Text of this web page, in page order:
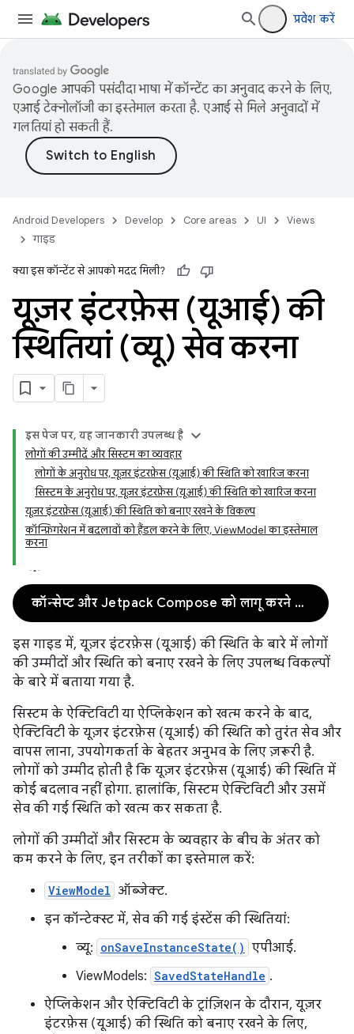
प्रवेश करें
Google आपकी पसंदीदा भाषा में कॉन्टेंट का अनुवाद करने के लिए,
एआई टेक्नोलॉजी का इस्तेमाल करता है. एआई से मिले अनुवादों में
गलतियां हो सकती हैं.
Android Developers Develop Core areas UI
Views
गाइड
क्या इस कॉन्टेंट से आपको मदद मिली?
यूज़र इंटरफ़ेस (यूआई) की
स्थितियां (व्यू) सेव करना
इस पेज पर, यह जानकारी उपलब्ध है
लोगों की उम्मीदें और सिस्टम का व्यवहार
लोगों के अनुरोध पर, यूज़र इंटरफ़ेस (यूआई) की स्थिति को खारिज करना
सिस्टम के अनुरोध पर, यूज़र इंटरफ़ेस (यूआई) की स्थिति को खारिज करना
यूज़र इंटरफ़ेस (यूआई) की स्थिति को बनाए रखने के विकल्प
कॉन्फ़िगरेशन में बदलावों को हैंडल करने के लिए, ViewModel का इस्तेमाल
करना
कॉन्सेप्ट और Jetpack Compose को लागू करने का तरीका
इस गाइड में, यूज़र इंटरफ़ेस (यूआई) की स्थिति के बारे में लोगों
की उम्मीदों और स्थिति को बनाए रखने के लिए उपलब्ध विकल्पों
के बारे में बताया गया है.
सिस्टम के ऐक्टिविटी या ऐप्लिकेशन को खत्म करने के बाद,
ऐक्टिविटी के यूज़र इंटरफ़ेस (यूआई) की स्थिति को तुरंत सेव और
वापस लाना, उपयोगकर्ता के बेहतर अनुभव के लिए ज़रूरी है.
लोगों को उम्मीद होती है कि यूज़र इंटरफ़ेस (यूआई) की स्थिति में
कोई बदलाव नहीं होगा. हालांकि, सिस्टम ऐक्टिविटी और उसमें
सेव की गई स्थिति को खत्म कर सकता है.
लोगों की उम्मीदों और सिस्टम के व्यवहार के बीच के अंतर को
कम करने के लिए, इन तरीकों का इस्तेमाल करें:
ViewModel ऑब्जेक्ट.
इन कॉन्टेक्स्ट में, सेव की गई इंस्टेंस की स्थितियां:
व्यू: onSaveInstanceState() एपीआई.
ViewModels: SavedStateHandle .
ऐप्लिकेशन और ऐक्टिविटी के ट्रांज़िशन के दौरान, यूज़र
इंटरफ़ेस (यूआई) की स्थिति को बनाए रखने के लिए,